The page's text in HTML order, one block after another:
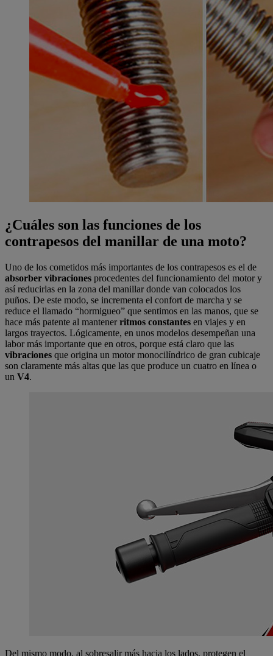
¿Cuáles son las funciones de los
contrapesos del manillar de una moto?
Uno de los cometidos más importantes de los contrapesos es el de
absorber vibraciones procedentes del funcionamiento del motor y
así reducirlas en la zona del manillar donde van colocados los
puños. De este modo, se incrementa el confort de marcha y se
reduce el llamado “hormigueo” que sentimos en las manos, que se
hace más patente al mantenerritmos constantes en viajes y en
largos trayectos. Lógicamente, en unos modelos desempeñan una
labor más importante que en otros, porque está claro que las
vibraciones que origina un motor monocilíndrico de gran cubicaje
son claramente más altas que las que produce un cuatro en línea o
un V4.
Del mismo modo, al sobresalir más hacia los lados, protegen el